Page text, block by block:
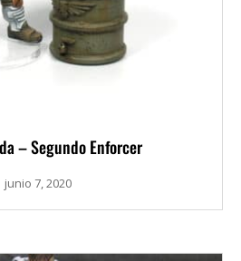
– Segundo Enforcer
junio 7, 2020